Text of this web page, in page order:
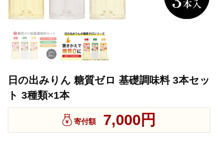
日の出みりん 糖質ゼロ 基礎調味料 3本セッ
ト 3種類×1本
寄付額 7,000円